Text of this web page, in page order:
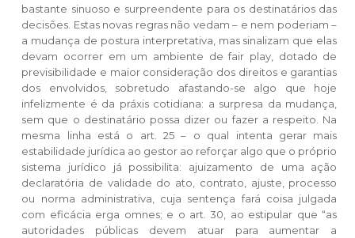
bastante sinuoso e surpreendente para os destinatários das
decisões. Estas novas regras não vedam – e nem poderiam –
a mudança de postura interpretativa, mas sinalizam que elas
devam ocorrer em um ambiente de fair play, dotado de
previsibilidade e maior consideração dos direitos e garantias
dos envolvidos, sobretudo afastando-se algo que hoje
infelizmente é da práxis cotidiana: a surpresa da mudança,
sem que o destinatário possa dizer ou fazer a respeito. Na
mesma linha está o art. 25 – o qual intenta gerar mais
estabilidade jurídica ao gestor ao reforçar algo que o próprio
sistema jurídico já possibilita: ajuizamento de uma ação
declaratória de validade do ato, contrato, ajuste, processo
ou norma administrativa, cuja sentença fará coisa julgada
com eficácia erga omnes; e o art. 30, ao estipular que “as
autoridades públicas devem atuar para aumentar a